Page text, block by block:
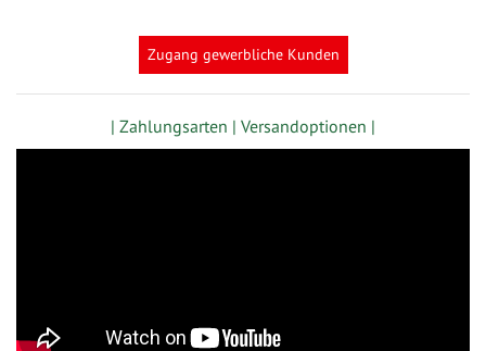
Zugang gewerbliche Kunden
| Zahlungsarten | Versandoptionen |